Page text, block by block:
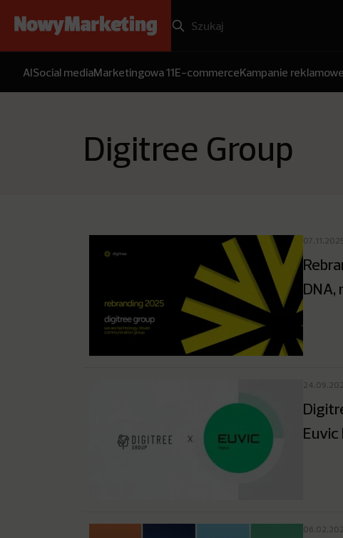
AISocial mediaMarketingowa 11E-commerceKampanie reklamowe
Digitree Group
DNA,